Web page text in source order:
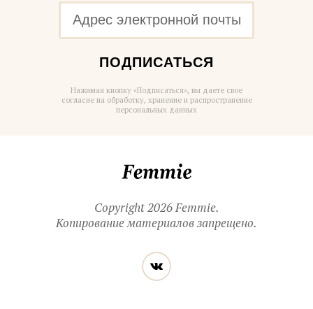
ПОДПИСАТЬСЯ
Нажимая кнопку «Подписаться», вы даете свое
согласие на обработку, хранение и распространение
персональных данных
Copyright 2026 Femmie.
Копирование материалов запрещено.
Читайте
нас
в социальных